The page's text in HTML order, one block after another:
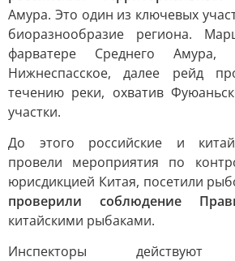
Амура. Это один из ключевых
биоразнообразие региона.
фарватере Среднего
Нижнеспасское, далее рейд
течению реки, охватив
участки.
До этого российские и
провели мероприятия по
юрисдикцией Китая, посетили
проверили соблюдение
китайскими рыбаками.
Инспекторы